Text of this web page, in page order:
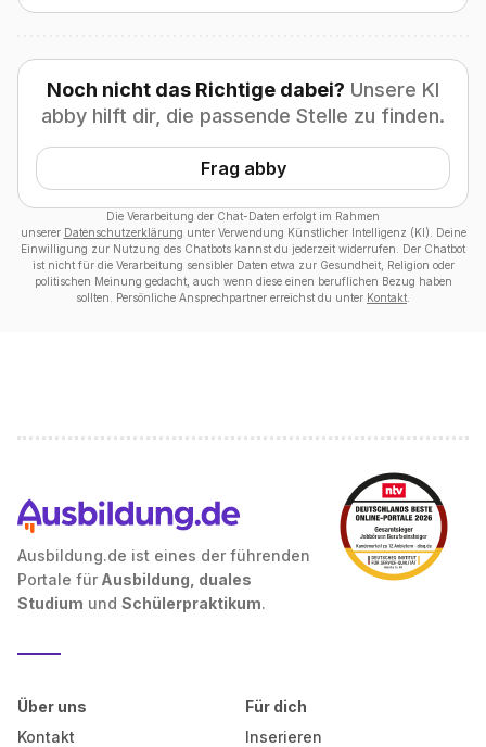
Noch nicht das Richtige dabei? Unsere KI
abby hilft dir, die passende Stelle zu finden.
Frag abby
Die Verarbeitung der Chat-Daten erfolgt im Rahmen
unserer Datenschutzerklärung unter Verwendung Künstlicher Intelligenz (KI). Deine
Einwilligung zur Nutzung des Chatbots kannst du jederzeit widerrufen. Der Chatbot
ist nicht für die Verarbeitung sensibler Daten etwa zur Gesundheit, Religion oder
politischen Meinung gedacht, auch wenn diese einen beruflichen Bezug haben
sollten. Persönliche Ansprechpartner erreichst du unter Kontakt
Ausbildung.de ist eines der führenden
Portale für Ausbildung, duales
Studium und Schülerpraktikum.
Über uns
Kontakt
Für dich
Inserieren